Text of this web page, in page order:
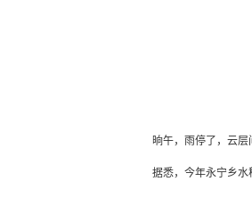
晌午，雨停了，云
据悉，今年永宁乡